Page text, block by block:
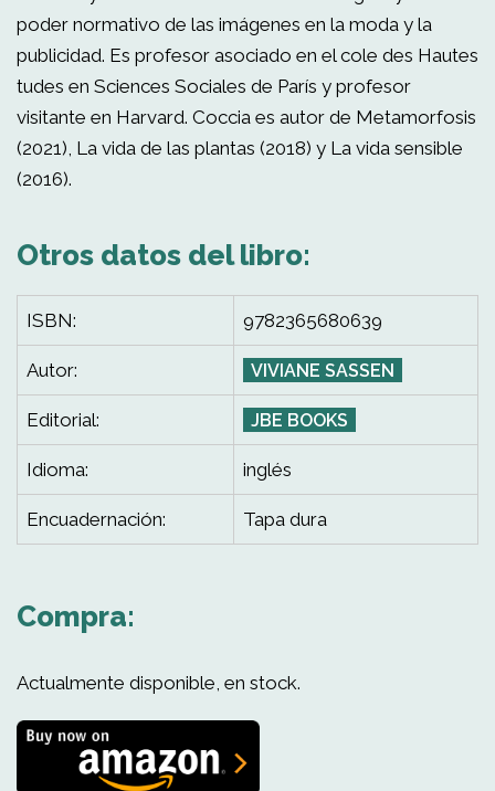
poder normativo de las imágenes en la moda y la
publicidad. Es profesor asociado en el cole des Hautes
tudes en Sciences Sociales de París y profesor
visitante en Harvard. Coccia es autor de Metamorfosis
(2021), La vida de las plantas (2018) y La vida sensible
(2016).
Otros datos del libro:
ISBN: 9782365680639
Autor: VIVIANE SASSEN
Editorial: JBE BOOKS
Idioma: inglés
Encuadernación: Tapa dura
Compra:
Actualmente disponible, en stock.